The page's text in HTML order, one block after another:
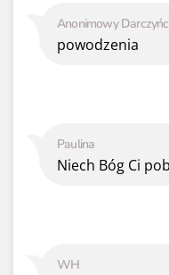
WH
Paulina
Niech Bóg Ci
Anonimowy
powodzenia